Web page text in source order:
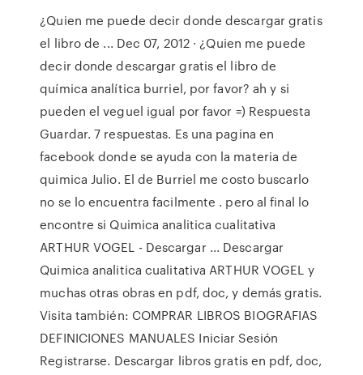
¿Quien me puede decir donde descargar gratis
el libro de ... Dec 07, 2012 · ¿Quien me puede
decir donde descargar gratis el libro de
química analítica burriel, por favor? ah y si
pueden el veguel igual por favor =) Respuesta
Guardar. 7 respuestas. Es una pagina en
facebook donde se ayuda con la materia de
quimica Julio. El de Burriel me costo buscarlo
no se lo encuentra facilmente . pero al final lo
encontre si Quimica analitica cualitativa
ARTHUR VOGEL - Descargar ... Descargar
Quimica analitica cualitativa ARTHUR VOGEL y
muchas otras obras en pdf, doc, y demás gratis.
Visita también: COMPRAR LIBROS BIOGRAFIAS
DEFINICIONES MANUALES Iniciar Sesión
Registrarse. Descargar libros gratis en pdf, doc,